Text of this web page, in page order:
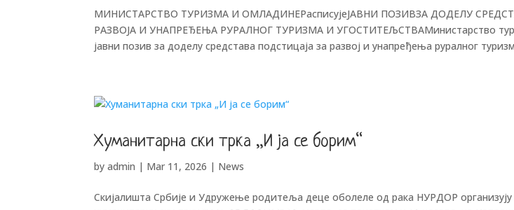
МИНИСТАРСТВО ТУРИЗМА И ОМЛАДИНЕРасписујеЈАВНИ ПОЗИВЗА ДОДЕЛУ
РАЗВОЈА И УНАПРЕЂЕЊА РУРАЛНОГ ТУРИЗМА И УГОСТИТЕЉСТВАМинистарство
јавни позив за доделу средстава подстицаја за развој и унапређења руралног
Хуманитарна ски трка „И ја се борим“
byadmin | Mar 11, 2026 | News
Скијалишта Србије и Удружење родитеља деце оболеле од рака НУРДОР